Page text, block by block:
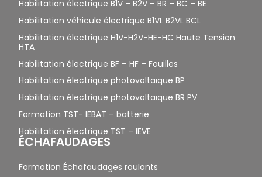
Habilitation électrique B1V – B2V – BR – BC – BE
Habilitation véhicule électrique B1VL B2VL BCL
Habilitation électrique H1V-H2V-HE-HC Haute Tension
HTA
Habilitation électrique BF – HF – Fouilles
Habilitation électrique photovoltaïque BP
Habilitation électrique photovoltaïque BR PV
Formation TST- IEBAT – batterie
Habilitation électrique TST – IEVE
ÉCHAFAUDAGES
Formation Échafaudages roulants